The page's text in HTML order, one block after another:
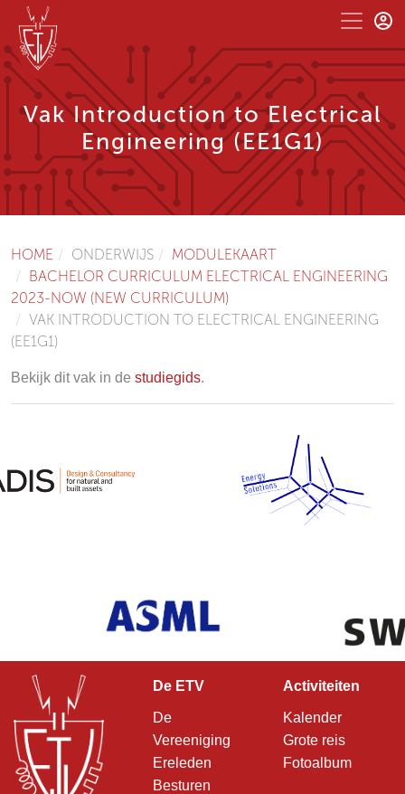
Vak Introduction to Electrical
Engineering (EE1G1)
HOME ONDERWIJS
MODULEKAART
BACHELOR CURRICULUM ELECTRICAL ENGINEERING
2023-NOW (NEW CURRICULUM)
VAK INTRODUCTION TO ELECTRICAL ENGINEERING
(EE1G1)
Bekijk dit vak in de studiegids.
De ETV
De
Vereeniging
Ereleden
Besturen
Activiteiten
Kalender
Grote reis
Fotoalbum